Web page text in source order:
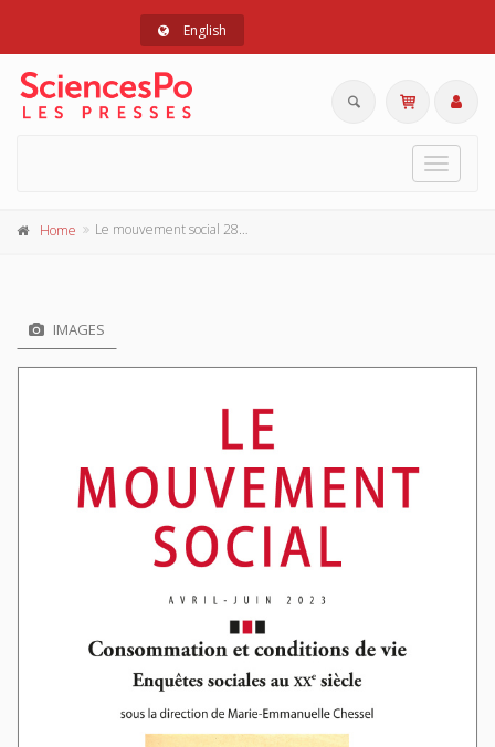
English
Toggle
Home Le mouvement social 283, avril-juin 2023
IMAGES